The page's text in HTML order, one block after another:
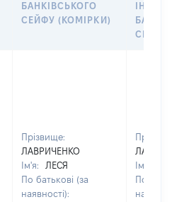
БАНКІВСЬКОГО
СЕЙФУ (КОМІРКИ)
СЕЙФУ
Прізвище:
ЛАВРИЧЕНКО
Ім'я:
ЛЕСЯ
По батькові (за
наявності):
Ім'я:
По